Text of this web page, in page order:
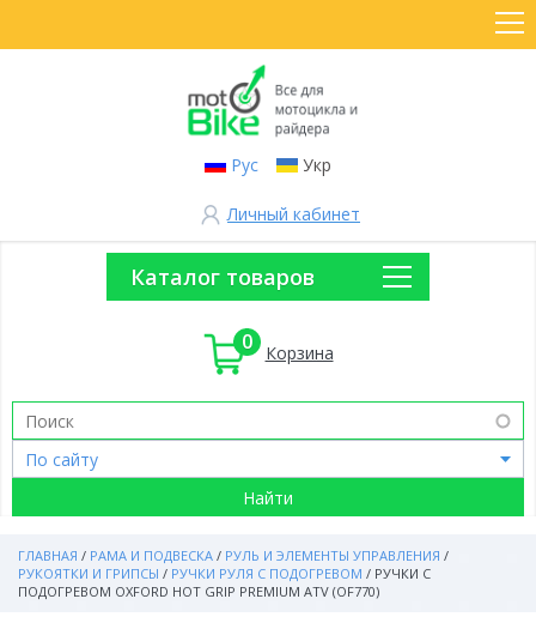
Рус Укр
Личный кабинет
Каталог товаров
0 Корзина
ГЛАВНАЯ / РАМА И ПОДВЕСКА / РУЛЬ И ЭЛЕМЕНТЫ УПРАВЛЕНИЯ /
РУКОЯТКИ И ГРИПСЫ / РУЧКИ РУЛЯ С ПОДОГРЕВОМ / РУЧКИ С
ПОДОГРЕВОМ OXFORD HOT GRIP PREMIUM ATV (OF770)